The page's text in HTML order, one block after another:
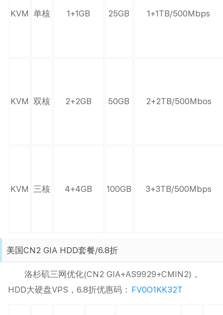
KVM 单核 1+1GB 25GB 1+1TB/500Mbps
KVM 双核 2+2GB 50GB 2+2TB/500Mbos
KVM 三核 4+4GB 100GB 3+3TB/500Mbps
美国CN2 GIA HDD套餐/6.8折
洛杉矶三网优化(CN2 GIA+AS9929+CMIN2)，
HDD大硬盘VPS，6.8折优惠码： FV0O1KK32T